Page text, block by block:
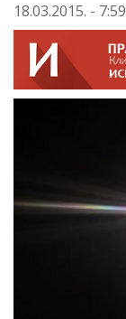
18.03.2015. - 7:59